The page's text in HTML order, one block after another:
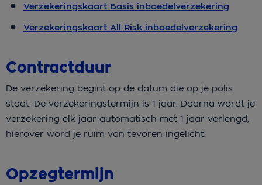
Verzekeringskaart Basis inboedelverzekering
Verzekeringskaart All Risk inboedelverzekering
Contractduur
De verzekering begint op de datum die op je polis
staat. De verzekeringstermijn is 1 jaar. Daarna wordt je
verzekering elk jaar automatisch met 1 jaar verlengd,
hierover word je ruim van tevoren ingelicht.
Opzegtermijn